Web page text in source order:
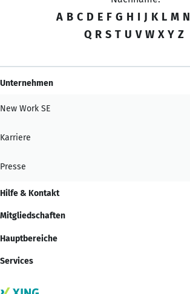
A B C D E F G H I J K L M N
Q R S T U V W X Y Z
Unternehmen
New Work SE
Karriere
Presse
Hilfe & Kontakt
Mitgliedschaften
Hauptbereiche
Services